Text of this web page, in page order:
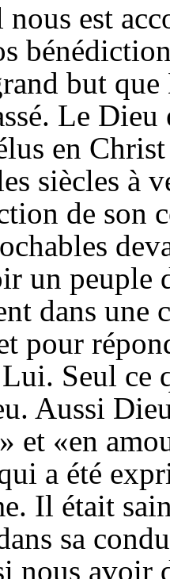
est
but
Le Dieu
en
siècles à
de son
un
dans
pour
Seul ce
Aussi
et «en
a été
Il était
sa
nous avoir